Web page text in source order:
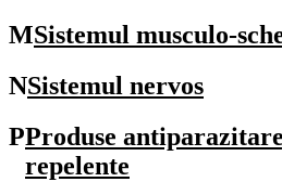
MSistemul musculo-
NSistemul nervos
PProduse
repelente